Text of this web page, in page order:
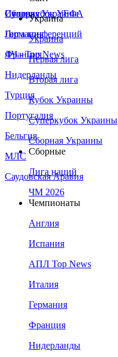
Сборная Украины
Италия
Германия
Франция
Нидерланды
Турция
Португалия
Бельгия
МЛС
Саудовская Аравия
Суперкубок УЕФА
Лига конференций
ЛЧ - Top News
Украина
Украина
Первая лига
Вторая лига
Кубок Украины
Суперкубок Украины
Сборная Украины
Сборные
Лига наций
ЧМ 2026
Чемпионаты
Англия
Испания
АПЛ Top News
Италия
Германия
Франция
Нидерланды